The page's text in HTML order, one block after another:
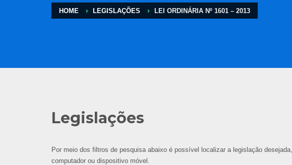
HOME LEGISLAÇÕES LEI ORDINÁRIA Nº 1601 – 2013
Legislações
Por meio dos filtros de pesquisa abaixo é possível localizar a legislação
computador ou dispositivo móvel.